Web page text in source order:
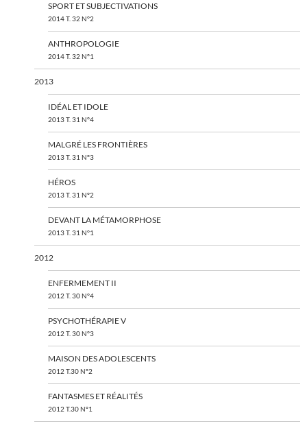
SPORT ET SUBJECTIVATIONS
2014 T. 32 N°2
ANTHROPOLOGIE
2014 T. 32 N°1
2013
IDÉAL ET IDOLE
2013 T. 31 N°4
MALGRÉ LES FRONTIÈRES
2013 T. 31 N°3
HÉROS
2013 T. 31 N°2
DEVANT LA MÉTAMORPHOSE
2013 T. 31 N°1
2012
ENFERMEMENT II
2012 T. 30 N°4
PSYCHOTHÉRAPIE V
2012 T. 30 N°3
MAISON DES ADOLESCENTS
2012 T.30 N°2
FANTASMES ET RÉALITÉS
2012 T.30 N°1